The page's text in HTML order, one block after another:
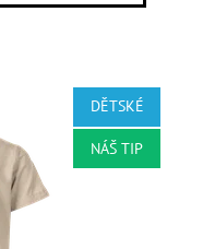
DĚTSKÉ
NÁŠ TIP